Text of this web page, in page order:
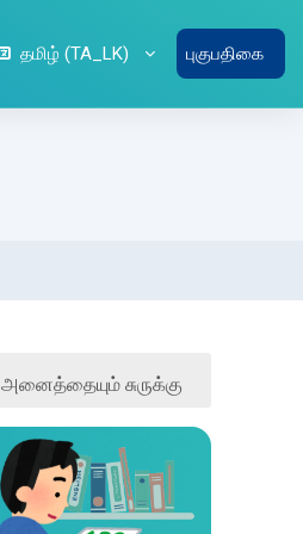
தமிழ் ‎(TA_LK)‎ புகுபதிகை
அனைத்தையும் சுருக்கு